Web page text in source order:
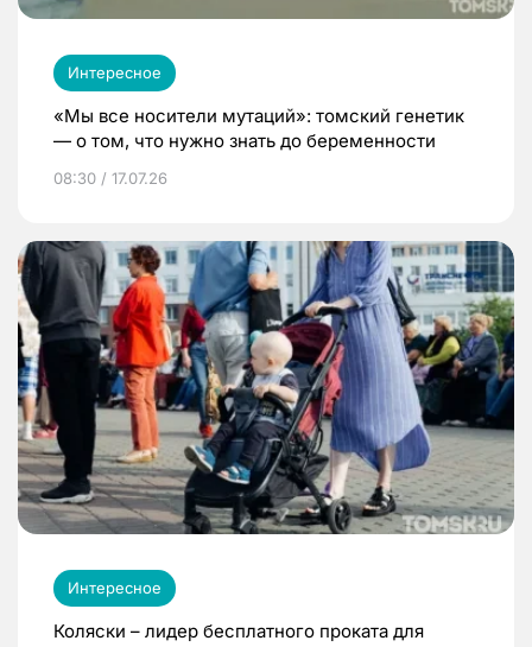
Интересное
«Мы все носители мутаций»: томский генетик
— о том, что нужно знать до беременности
08:30 / 17.07.26
Интересное
Коляски – лидер бесплатного проката для